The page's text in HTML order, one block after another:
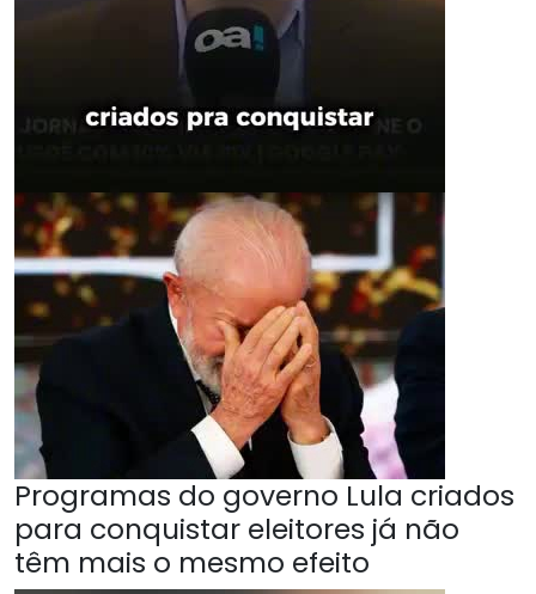
Programas do governo Lula criados
para conquistar eleitores já não
têm mais o mesmo efeito